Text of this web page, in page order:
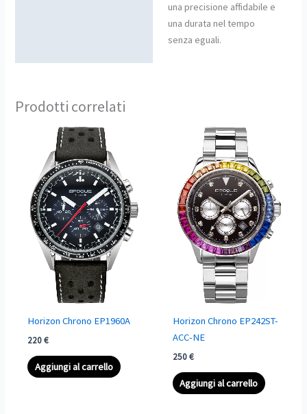
una precisione affidabile e
una durata nel tempo
senza eguali.
Prodotti correlati
Horizon Chrono EP1960A
220€
Aggiungi al carrello
Horizon Chrono EP242ST-
ACC-NE
250€
Aggiungi al carrello